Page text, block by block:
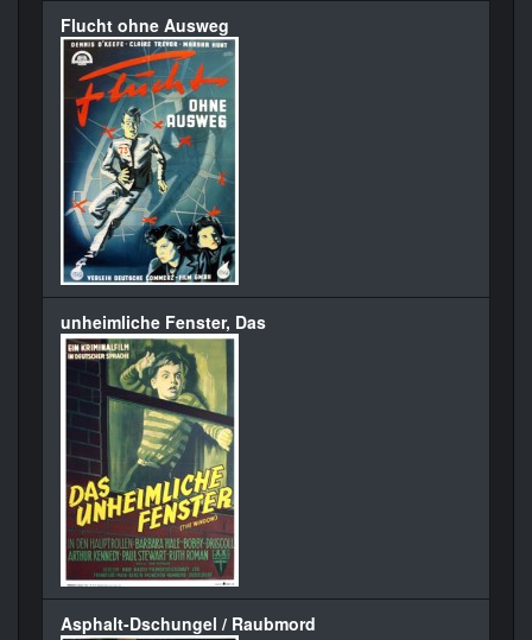
Flucht ohne Ausweg
unheimliche Fenster, Das
Asphalt-Dschungel / Raubmord